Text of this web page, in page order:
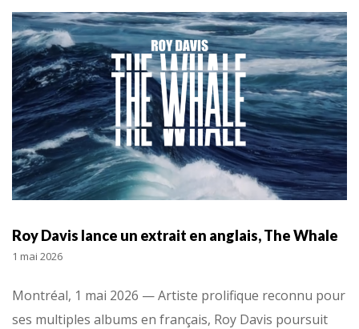
Roy Davis lance un extrait en anglais, The Whale
1 mai 2026
Montréal, 1 mai 2026 — Artiste prolifique reconnu pour
ses multiples albums en français, Roy Davis poursuit